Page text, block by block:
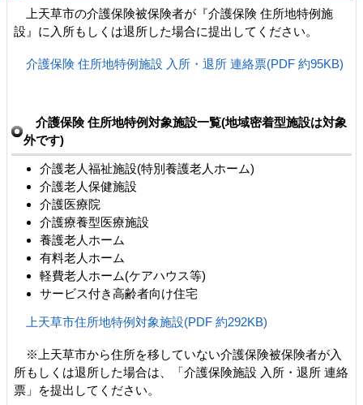
上天草市の介護保険被保険者が『介護保険 住所地特例施
設』に入所もしくは退所した場合に提出してください。
介護保険 住所地特例施設 入所・退所 連絡票(PDF 約95KB)
介護保険 住所地特例対象施設一覧(地域密着型施設は対象
外です)
介護老人福祉施設(特別養護老人ホーム)
介護老人保健施設
介護医療院
介護療養型医療施設
養護老人ホーム
有料老人ホーム
軽費老人ホーム(ケアハウス等)
サービス付き高齢者向け住宅
上天草市住所地特例対象施設(PDF 約292KB)
※上天草市から住所を移していない介護保険被保険者が入
所もしくは退所した場合は、「介護保険施設 入所・退所 連絡
票」を提出してください。